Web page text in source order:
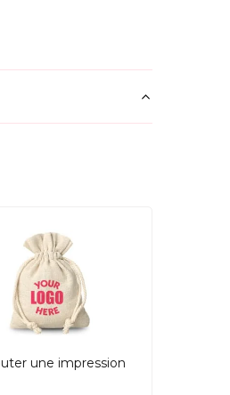
une impression